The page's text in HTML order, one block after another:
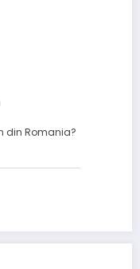
din Romania?